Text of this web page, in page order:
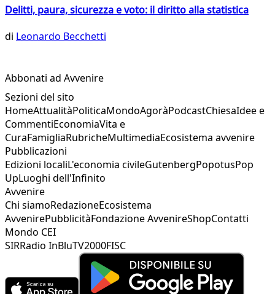
Delitti, paura, sicurezza e voto: il diritto alla statistica
di Leonardo Becchetti
Abbonati ad Avvenire
Sezioni del sito
HomeAttualitàPoliticaMondoAgoràPodcastChiesaIdee e
CommentiEconomiaVita e
CuraFamigliaRubricheMultimediaEcosistema avvenire
Pubblicazioni
Edizioni localiL'economia civileGutenbergPopotusPop
UpLuoghi dell'Infinito
Avvenire
Chi siamoRedazioneEcosistema
AvvenirePubblicitàFondazione AvvenireShopContatti
Mondo CEI
SIRRadio InBluTV2000FISC